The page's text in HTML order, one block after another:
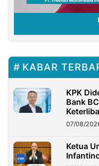
KABAR
KPK
Bank
Dana
07/08/
Ketua